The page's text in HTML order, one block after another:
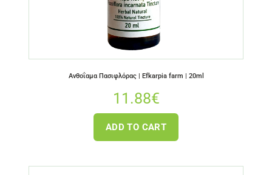
Ανθοΐαμα Πασιφλόρας | Efkarpia farm | 20ml
11.88€
ADD TO CART